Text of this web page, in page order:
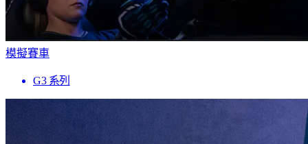
模擬賽車
G3 系列